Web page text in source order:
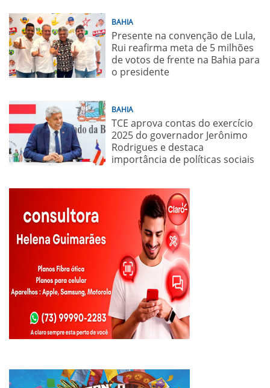
BAHIA
Presente na convenção de Lula,
Rui reafirma meta de 5 milhões
de votos de frente na Bahia para
o presidente
BAHIA
TCE aprova contas do exercício
2025 do governador Jerônimo
Rodrigues e destaca
importância de políticas sociais